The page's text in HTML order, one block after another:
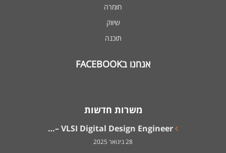
חומרה
שיווק
תוכנה
אנחנו בFACEBOOK
משרות חדשות
VLSI Digital Design Engineer –…
28 בינואר 2025